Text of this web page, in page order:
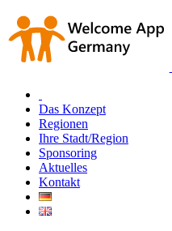
Das Konzept
Regionen
Ihre Stadt/Region
Sponsoring
Aktuelles
Kontakt